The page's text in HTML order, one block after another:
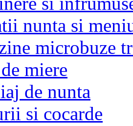
nunta si
microbuze
miere
de nunta
si cocarde